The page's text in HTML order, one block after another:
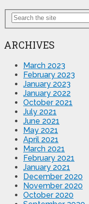
ARCHIVES
March 2023
February 2023
January 2023
January 2022
October 2021
July 2021
June 2021
May 2021
April 2021
March 2021
February 2021
January 2021
December 2020
November 2020
October 2020